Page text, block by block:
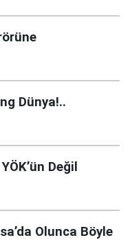
Dünya!..
Değil
Olunca Böyle